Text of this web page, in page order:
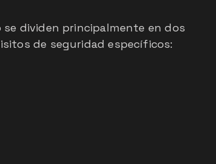
se dividen principalmente en dos
de seguridad específicos: